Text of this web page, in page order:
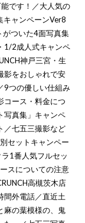
です！ ／大人気の
キャンペーンVer8
ついた4面写真集
1/2成人式キャンペ
神戸三宮・生
影をおしゃれで安
9つの優しい仕組み
コース・料金につ
写真集」キャンペ
／七五三撮影など
セットキャンペー
1番人気フルセッ
スについての注意
高槻茨木店
間外電話／直近土
麻の葉模様の、鬼